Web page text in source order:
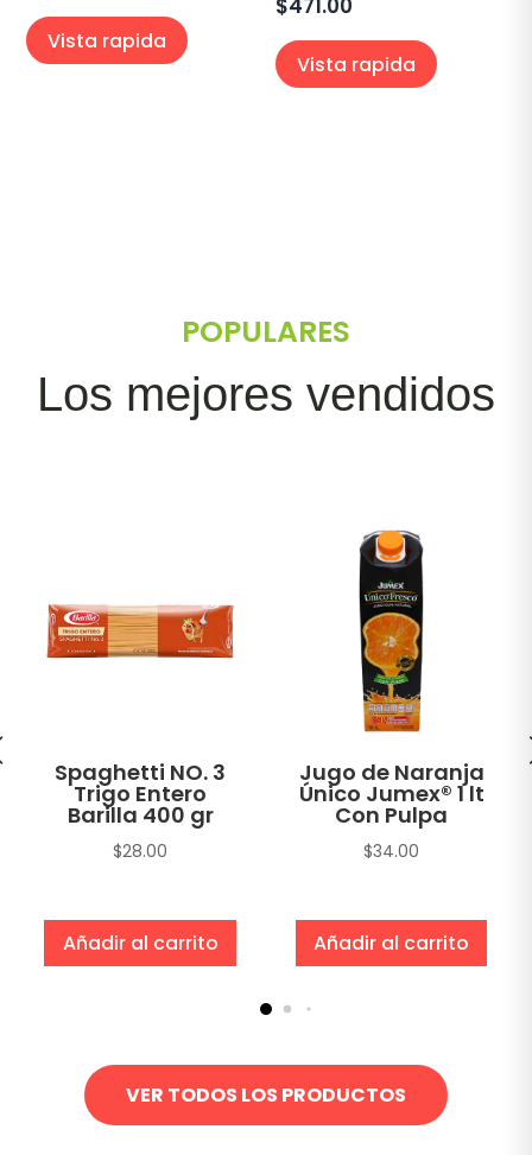
Vista rapida
Vista rapida
POPULARES
Los mejores vendidos
Spaghetti NO. 3
Trigo Entero
Barilla 400 gr
$28.00
Añadir al carrito
Jugo de Naranja
Único Jumex® 1 lt
Con Pulpa
$34.00
Añadir al carrito
VER TODOS LOS PRODUCTOS